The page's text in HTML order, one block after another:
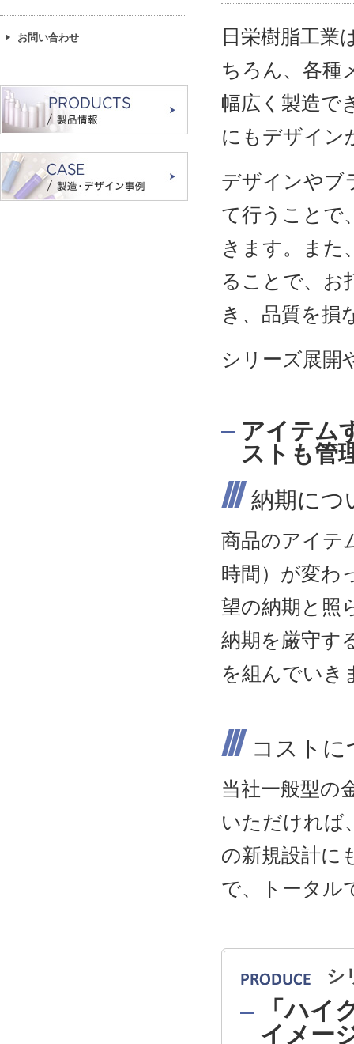
日栄樹脂工業
ちろん、各種
幅広く製造で
にもデザイン
デザインやブ
て行うことで
きます。また
ることで、お
き、品質を損
シリーズ展開
アイテム
ストも管
納期につ
商品のアイテ
時間）が変わ
望の納期と照
納期を厳守す
を組んでいき
コストに
当社一般型の
いただければ
の新規設計に
で、トータル
シ
「ハイ
イメー
お問い合わせ